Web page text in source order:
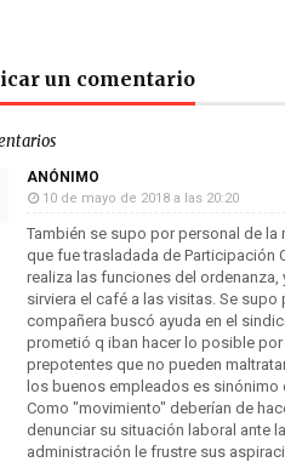
un comentario
ANÓNIMO
10 de mayo de 2018 a las 20:20
También se supo por personal de la
que fue trasladada de Participación
realiza las funciones del
sirviera el café a las visitas. Se
compañera buscó ayuda en el
prometió q iban hacer lo posible
prepotentes que no pueden
los buenos empleados es
Como "movimiento" deberían de
denunciar su situación laboral ante
administración le frustre sus